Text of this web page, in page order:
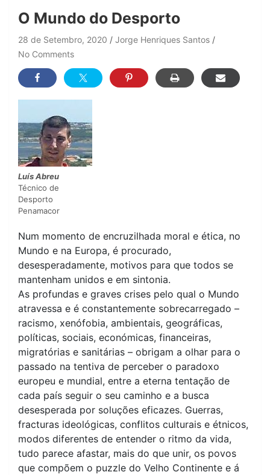
O Mundo do Desporto
28 de Setembro, 2020
Jorge Henriques Santos
No Comments
Luís Abreu
Técnico de
Desporto
Penamacor
Num momento de encruzilhada moral e ética, no
Mundo e na Europa, é procurado,
desesperadamente, motivos para que todos se
mantenham unidos e em sintonia.
As profundas e graves crises pelo qual o Mundo
atravessa e é constantemente sobrecarregado –
racismo, xenófobia, ambientais, geográficas,
políticas, sociais, económicas, financeiras,
migratórias e sanitárias – obrigam a olhar para o
passado na tentiva de perceber o paradoxo
europeu e mundial, entre a eterna tentação de
cada país seguir o seu caminho e a busca
desesperada por soluções eficazes. Guerras,
fracturas ideológicas, conflitos culturais e étnicos,
modos diferentes de entender o ritmo da vida,
tudo parece afastar, mais do que unir, os povos
que compõem o puzzle do Velho Continente e á